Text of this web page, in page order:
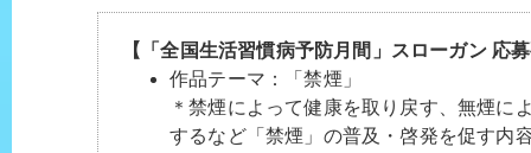
【「全国生活習慣病予防月間」スローガン 応
作品テーマ：「禁煙」
＊禁煙によって健康を取り戻す、無煙に
するなど「禁煙」の普及・啓発を促す内